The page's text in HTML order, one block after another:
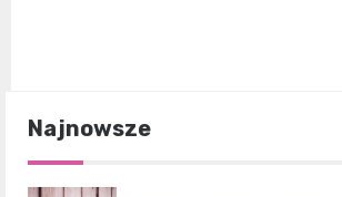
Najnowsze